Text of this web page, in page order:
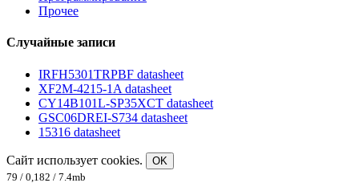
Прочее
Случайные записи
IRFH5301TRPBF datasheet
XF2M-4215-1A datasheet
CY14B101L-SP35XCT datasheet
GSC06DREI-S734 datasheet
15316 datasheet
Сайт использует cookies.
OK
79 / 0,182 / 7.4mb